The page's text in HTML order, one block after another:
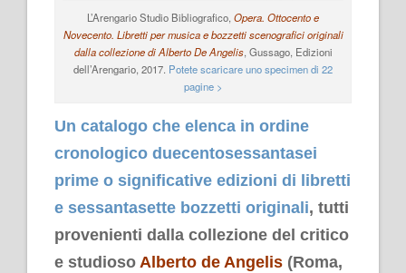
L’Arengario Studio Bibliografico, Opera. Ottocento e
Novecento. Libretti per musica e bozzetti scenografici originali
dalla collezione di Alberto De Angelis, Gussago, Edizioni
dell’Arengario, 2017. Potete scaricare uno specimen di 22
pagine >
Un catalogo che elenca in ordine
cronologico duecentosessantasei
prime o significative edizioni di libretti
e sessantasette bozzetti originali, tutti
provenienti dalla collezione del critico
e studioso Alberto de Angelis (Roma,